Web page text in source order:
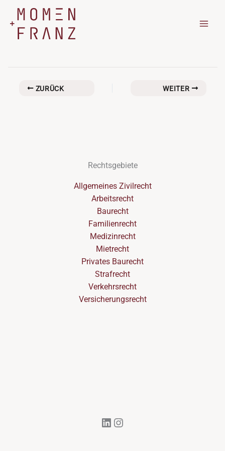
Inhalt
springen
ZURÜCK WEITER
Rechtsgebiete
Allgemeines Zivilrecht
Arbeitsrecht
Baurecht
Familienrecht
Medizinrecht
Mietrecht
Privates Baurecht
Strafrecht
Verkehrsrecht
Versicherungsrecht
LinkedIn
Instagram